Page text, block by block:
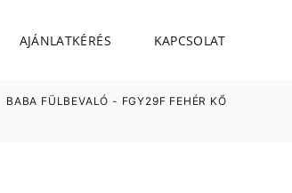
AJÁNLATKÉRÉS KAPCSOLAT
BABA FÜLBEVALÓ - FGY29F FEHÉR KŐ